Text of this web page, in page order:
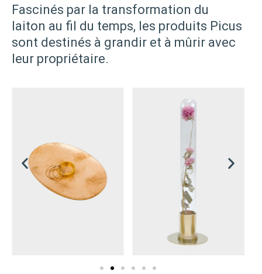
Fascinés par la transformation du
laiton au fil du temps, les produits Picus
sont destinés à grandir et à mûrir avec
leur propriétaire.